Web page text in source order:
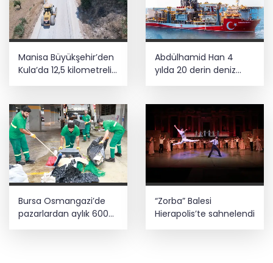
Manisa Büyükşehir’den
Kula’da 12,5 kilometrelik
Abdülhamid Han 4
yılda 20 derin deniz
Bursa Osmangazi’de
pazarlardan aylık 600
ton atık toplanıyor
“Zorba” Balesi
Hierapolis’te sahnelendi